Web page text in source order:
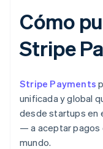
Cómo
Stripe
Stripe Payments
unificada y global
desde startups en
— a aceptar pagos
mundo.